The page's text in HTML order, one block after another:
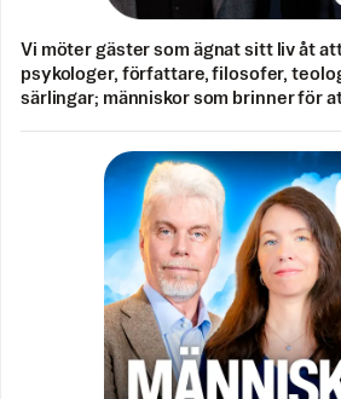
Vi möter gäster som ägnat sitt liv åt
psykologer, författare, filosofer,
särlingar; människor som brinner för